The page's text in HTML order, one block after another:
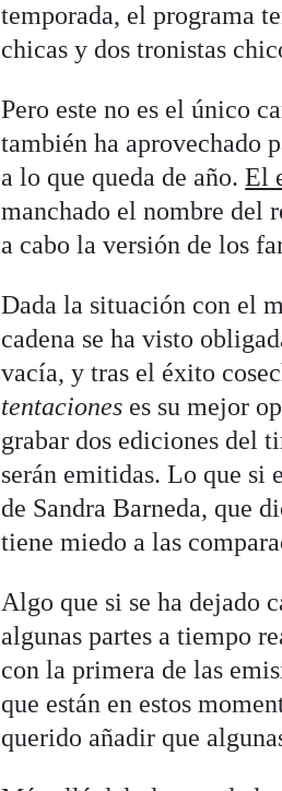
temporada, el programa
chicas y dos tronistas
Pero este no es el único
también ha aprovechado
a lo que queda de año.El
manchado el nombre del
a cabo la versión de los
Dada la situación con el
cadena se ha visto
vacía, y tras el éxito
tentaciones es su mejor
grabar dos ediciones del
serán emitidas. Lo que si
de Sandra Barneda, que
tiene miedo a las
Algo que si se ha dejado
algunas partes a tiempo
con la primera de las
que están en estos
querido añadir que